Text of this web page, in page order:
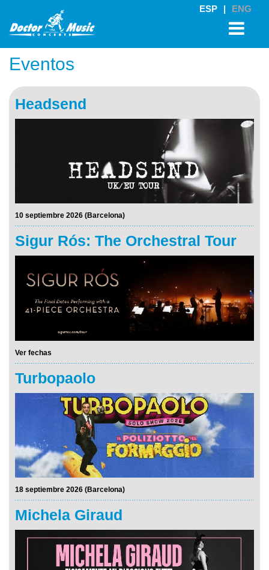
Eventos
Headsend
10 septiembre 2026 (Barcelona)
Sigur Rós: The Orchestral Tour
Ver fechas
Turbopaolo
18 septiembre 2026 (Barcelona)
Michela Giraud
ESP | ENG